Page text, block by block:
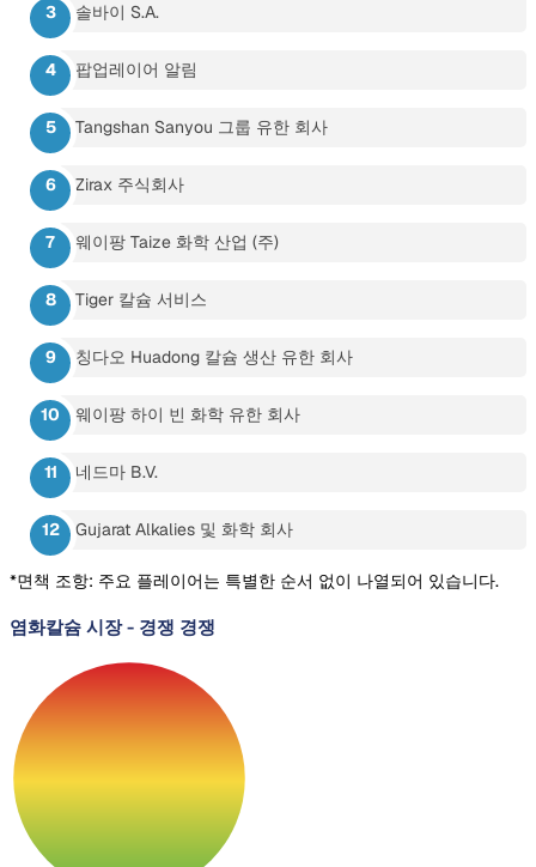
솔바이 S.A.
팝업레이어 알림
Tangshan Sanyou 그룹 유한 회사
Zirax 주식회사
웨이팡 Taize 화학 산업 (주)
Tiger 칼슘 서비스
칭다오 Huadong 칼슘 생산 유한 회사
웨이팡 하이 빈 화학 유한 회사
네드마 B.V.
Gujarat Alkalies 및 화학 회사
*면책 조항: 주요 플레이어는 특별한 순서 없이 나열되어 있습니다.
염화칼슘 시장- 경쟁 경쟁